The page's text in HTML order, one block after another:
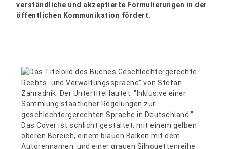
verständliche und akzeptierte Formulierungen in der
öffentlichen Kommunikation fördert.